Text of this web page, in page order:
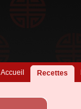
Recettes
Accueil